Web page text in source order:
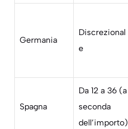
Germania
Discrezional
e
Spagna
Da 12 a 36 (a
seconda
dell’importo)